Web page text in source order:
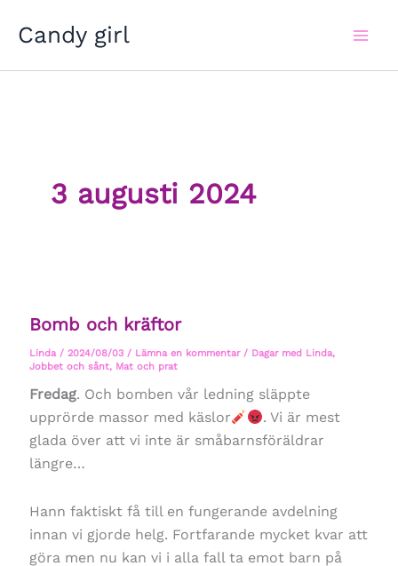
Candy girl
3 augusti 2024
Bomb och kräftor
Linda / 2024/08/03 / Lämna en kommentar / Dagar med Linda,
Jobbet och sånt, Mat och prat
Fredag. Och bomben vår ledning släppte
upprörde massor med käslor
. Vi är mest
glada över att vi inte är småbarnsföräldrar
längre…
Hann faktiskt få till en fungerande avdelning
innan vi gjorde helg. Fortfarande mycket kvar att
göra men nu kan vi i alla fall ta emot barn på